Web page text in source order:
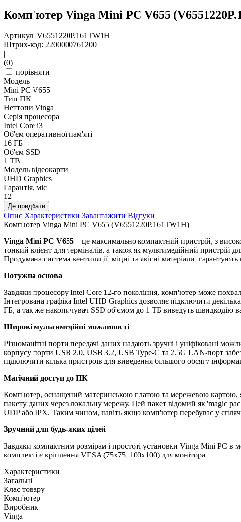
Комп'ютер Vinga Mini PC V655
Артикул: V6551220P.161TW1H
Штрих-код: 2200000761200
|
(0)
порівняти
Модель
Mini PC V655
Тип ПК
Неттопи Vinga
Серія процесора
Intel Core i3
Об'єм оперативної пам'яті
16 ГБ
Об'єм SSD
1 TB
Модель відеокарти
UHD Graphics
Гарантія, міс
12
Де придбати
Опис Характеристики Завантажити Відгуки
Комп'ютер Vinga Mini PC V655 (V6551220P.161TW1H)
Vinga Mini PC V655 – це максимально компактний пристрій, з
тонкий клієнт для терміналів, а також як мультимедійний пристрій
Продумана система вентиляції, міцні та якісні матеріали,
Потужна основа
Завдяки процесору Intel Core 12-го покоління, комп'ютер може
Інтегрована графіка Intel UHD Graphics дозволяє підключити
ГБ, а так же накопичувач SSD об'ємом до 1 ТБ виведуть швидкодію
Широкі мультимедійні можливості
Різноманітні порти передачі даних надають зручні і уніфіковані
корпусу порти USB 2.0, USB 3.2, USB Type-C та 2.5G LAN-порт
підключити кілька пристроїв для виведення більшого обсягу
Магічний доступ до ПК
Комп'ютер, оснащений материнською платою та мережевою картою,
пакету даних через локальну мережу. Цей пакет відомий як 'magic
UDP або IPX. Таким чином, навіть якщо комп'ютер перебуває у
Зручний для будь-яких цілей
Завдяки компактним розмірам і простоті установки Vinga Mini PC в
комплекті є кріплення VESA (75х75, 100х100) для монітора.
Характеристики
Загальні
Клас товару
Комп'ютер
Виробник
Vinga